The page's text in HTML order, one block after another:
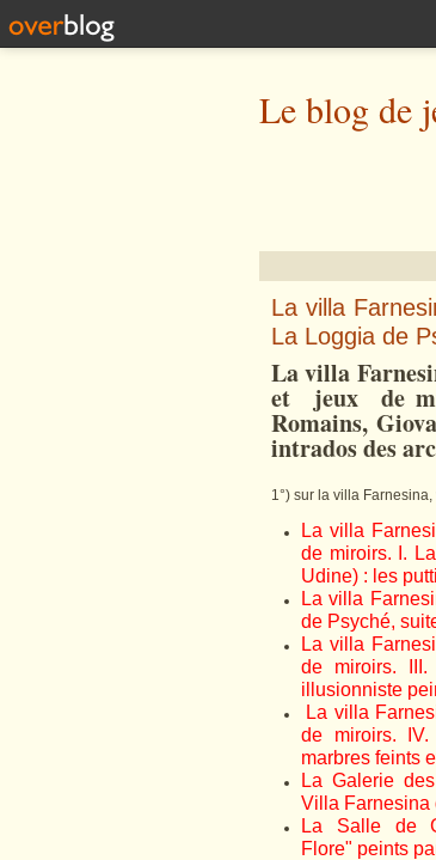
Le blog de
La villa
La Loggia de
La villa
et jeux de
Romains,
intrados des
1°) sur la villa Farnesina,
La villa
de miroirs. I.
Udine) : les
La villa
de Psyché,
La villa
de miroirs.
illusionniste
La villa
de miroirs.
marbres feints
La Galerie
Villa Farnesina
La Salle de
Flore" peints